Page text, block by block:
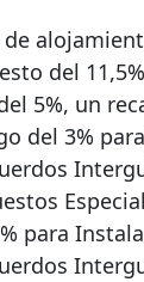
de
del
5%, un
del 3%
para